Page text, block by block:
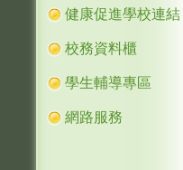
健康促進學校連結
校務資料櫃
學生輔導專區
網路服務